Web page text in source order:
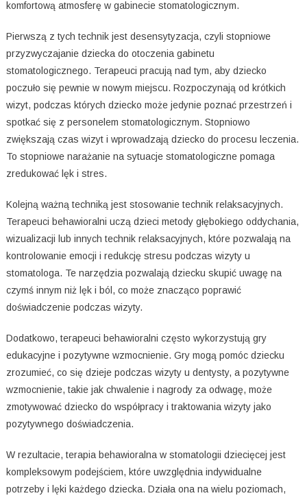
komfortową atmosferę w gabinecie stomatologicznym.
Pierwszą z tych technik jest desensytyzacja, czyli stopniowe
przyzwyczajanie dziecka do otoczenia gabinetu
stomatologicznego. Terapeuci pracują nad tym, aby dziecko
poczuło się pewnie w nowym miejscu. Rozpoczynają od krótkich
wizyt, podczas których dziecko może jedynie poznać przestrzeń i
spotkać się z personelem stomatologicznym. Stopniowo
zwiększają czas wizyt i wprowadzają dziecko do procesu leczenia.
To stopniowe narażanie na sytuacje stomatologiczne pomaga
zredukować lęk i stres.
Kolejną ważną techniką jest stosowanie technik relaksacyjnych.
Terapeuci behawioralni uczą dzieci metody głębokiego oddychania,
wizualizacji lub innych technik relaksacyjnych, które pozwalają na
kontrolowanie emocji i redukcję stresu podczas wizyty u
stomatologa. Te narzędzia pozwalają dziecku skupić uwagę na
czymś innym niż lęk i ból, co może znacząco poprawić
doświadczenie podczas wizyty.
Dodatkowo, terapeuci behawioralni często wykorzystują gry
edukacyjne i pozytywne wzmocnienie. Gry mogą pomóc dziecku
zrozumieć, co się dzieje podczas wizyty u dentysty, a pozytywne
wzmocnienie, takie jak chwalenie i nagrody za odwagę, może
zmotywować dziecko do współpracy i traktowania wizyty jako
pozytywnego doświadczenia.
W rezultacie, terapia behawioralna w stomatologii dziecięcej jest
kompleksowym podejściem, które uwzględnia indywidualne
potrzeby i lęki każdego dziecka. Działa ona na wielu poziomach,